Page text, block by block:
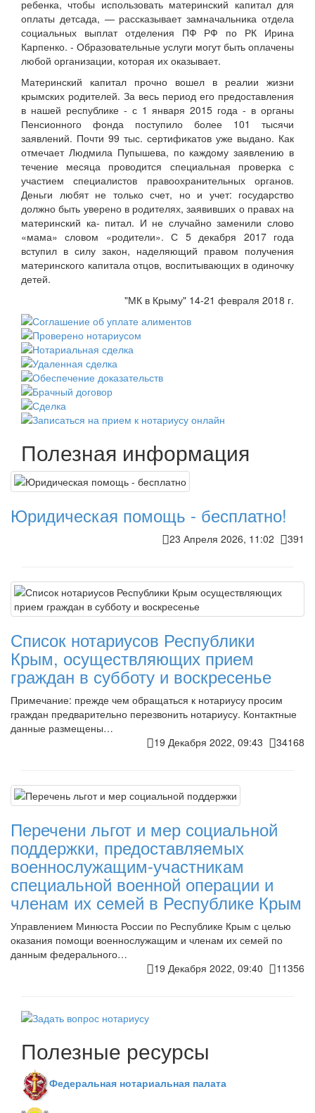
ребенка, чтобы использовать материнский капитал для
оплаты детсада, — рассказывает замначальника отдела
социальных выплат отделения ПФ РФ по РК Ирина
Карпенко. - Образовательные услуги могут быть оплачены
любой организации, которая их оказывает.
Материнский капитал прочно вошел в реалии жизни
крымских родителей. За весь период его предоставления
в нашей республике - с 1 января 2015 года - в органы
Пенсионного фонда поступило более 101 тысячи
заявлений. Почти 99 тыс. сертификатов уже выдано. Как
отмечает Людмила Пупышева, по каждому заявлению в
течение месяца проводится специальная проверка с
участием специалистов правоохранительных органов.
Деньги любят не только счет, но и учет: государство
должно быть уверено в родителях, заявивших о правах на
материнский ка- питал. И не случайно заменили слово
«мама» словом «родители». С 5 декабря 2017 года
вступил в силу закон, наделяющий правом получения
материнского капитала отцов, воспитывающих в одиночку
детей.
"МК в Крыму" 14-21 февраля 2018 г.
Полезная информация
Юридическая помощь - бесплатно!
23 Апреля 2026, 11:02 391
Список нотариусов Республики
Крым, осуществляющих прием
граждан в субботу и воскресенье
Примечание: прежде чем обращаться к нотариусу просим
граждан предварительно перезвонить нотариусу. Контактные
данные размещены…
19 Декабря 2022, 09:43
34168
Перечени льгот и мер социальной
поддержки, предоставляемых
военнослужащим-участникам
специальной военной операции и
членам их семей в Республике Крым
Управлением Минюста России по Республике Крым с целью
оказания помощи военнослужащим и членам их семей по
данным федерального…
19 Декабря 2022, 09:40
11356
Полезные ресурсы
Федеральная нотариальная палата